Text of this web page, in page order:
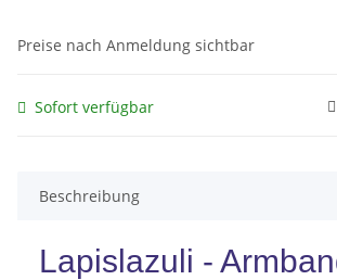
Preise nach Anmeldung sichtbar
Sofort verfügbar
Beschreibung
Lapislazuli -